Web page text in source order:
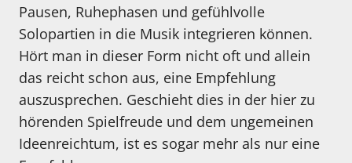
Pausen, Ruhephasen und gefühlvolle
Solopartien in die Musik integrieren können.
Hört man in dieser Form nicht oft und allein
das reicht schon aus, eine Empfehlung
auszusprechen. Geschieht dies in der hier zu
hörenden Spielfreude und dem ungemeinen
Ideenreichtum, ist es sogar mehr als nur eine